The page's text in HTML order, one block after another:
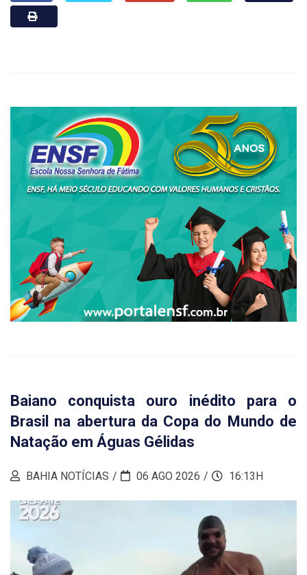
Baiano conquista ouro inédito para o
Brasil na abertura da Copa do Mundo de
Natação em Águas Gélidas
BAHIA NOTÍCIAS 06 AGO 2026 16:13H